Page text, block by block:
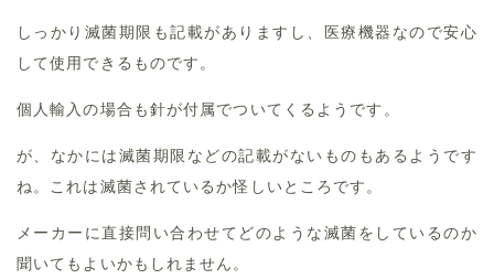
しっかり滅菌期限も記載がありますし、医療機器なので安心
して使用できるものです。
個人輸入の場合も針が付属でついてくるようです。
が、なかには滅菌期限などの記載がないものもあるようです
ね。これは滅菌されているか怪しいところです。
メーカーに直接問い合わせてどのような滅菌をしているのか
聞いてもよいかもしれません。